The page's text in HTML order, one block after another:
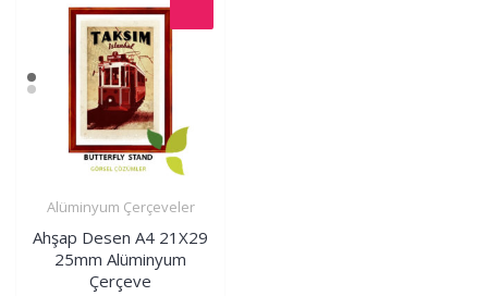
Alüminyum Çerçeveler
Ahşap Desen A4 21X29
25mm Alüminyum
Çerçeve